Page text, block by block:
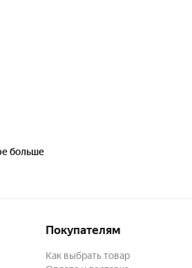
больше
Покупателям
Как выбрать товар